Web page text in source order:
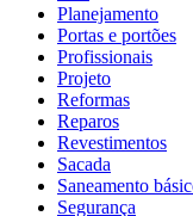
Planejamento
Portas e portões
Profissionais
Projeto
Reformas
Reparos
Revestimentos
Sacada
Saneamento
Segurança